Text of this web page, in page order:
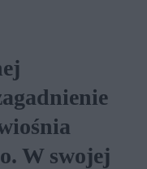
W swojej